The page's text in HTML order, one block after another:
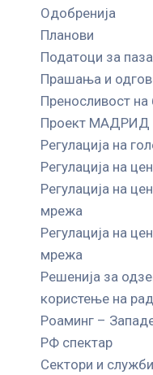
Одобренија
Планови
Податоци за
Прашања и
Преносливост на
Проект МАДРИД
Регулација на
Регулација на
Регулација на
мрежа
Регулација на
мрежа
Решенија за
користење на
Роаминг –
РФ спектар
Сектори и служби